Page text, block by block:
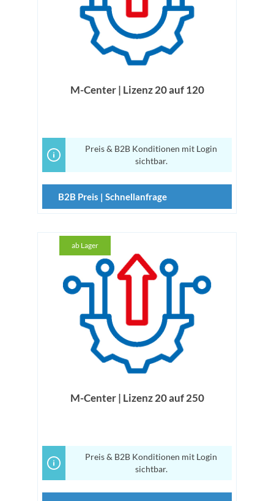
M-Center | Lizenz 20 auf 120
Preis & B2B Konditionen mit Login
sichtbar.
B2B Preis | Schnellanfrage
ab Lager
M-Center | Lizenz 20 auf 250
Preis & B2B Konditionen mit Login
sichtbar.